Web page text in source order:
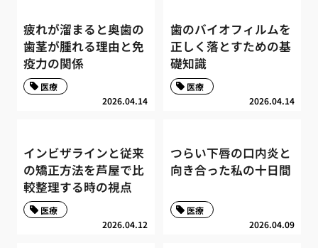
疲れが溜まると奥歯の
歯茎が腫れる理由と免
疫力の関係
2026.04.14
医療
歯のバイオフィルムを
正しく落とすための基
礎知識
2026.04.14
医療
インビザラインと従来
の矯正方法を芦屋で比
較整理する時の視点
2026.04.12
医療
つらい下唇の口内炎と
向き合った私の十日間
2026.04.09
医療